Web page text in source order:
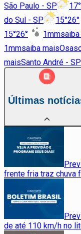
São Paulo - SP 17°
do Sul - SP
15°26°
15°26° 1mm
1mmsaiba mais
maisSanto André - SP
Últimas
frente fria traz chuva
de até 110 km/h no